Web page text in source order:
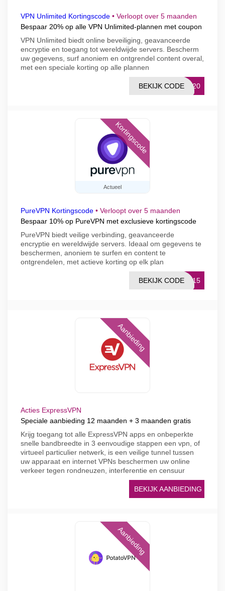
VPN Unlimited Kortingscode • Verloopt over 5 maanden
Bespaar 20% op alle VPN Unlimited-plannen met coupon
VPN Unlimited biedt online beveiliging, geavanceerde
encryptie en toegang tot wereldwijde servers. Bescherm
uw gegevens, surf anoniem en ontgrendel content overal,
met een speciale korting op alle plannen
OR20
BEKIJK CODE
Actueel
Kortingscode
PureVPN Kortingscode • Verloopt over 5 maanden
Bespaar 10% op PureVPN met exclusieve kortingscode
PureVPN biedt veilige verbinding, geavanceerde
encryptie en wereldwijde servers. Ideaal om gegevens te
beschermen, anoniem te surfen en content te
ontgrendelen, met actieve korting op elk plan
ME15
BEKIJK CODE
Aanbieding
Acties ExpressVPN
Speciale aanbieding 12 maanden + 3 maanden gratis
Krijg toegang tot alle ExpressVPN apps en onbeperkte
snelle bandbreedte in 3 eenvoudige stappen een vpn, of
virtueel particulier netwerk, is een veilige tunnel tussen
uw apparaat en internet VPNs beschermen uw online
verkeer tegen rondneuzen, interferentie en censuur
BEKIJK AANBIEDING
Aanbieding